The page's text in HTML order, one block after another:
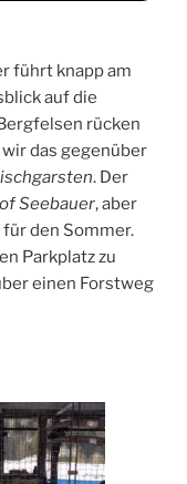
führt knapp am
auf die
rücken
das gegenüber
. Der
Seebauer, aber
den Sommer.
Parkplatz zu
einen Forstweg